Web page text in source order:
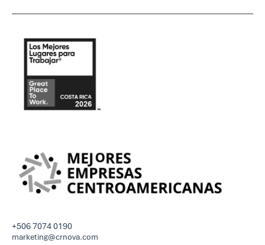
+506 7074 0190
marketing@crnova.com